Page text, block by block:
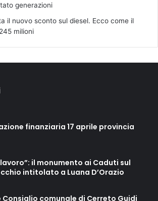
generazioni
il nuovo sconto sul diesel. Ecco come il
milioni
finanziaria 17 aprile provincia
il monumento ai Caduti sul
intitolato a Luana D’Orazio
comunale di Cerreto Guidi